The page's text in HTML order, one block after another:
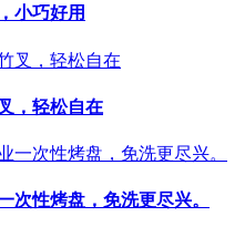
小巧好用
，轻松自在
次性烤盘，免洗更尽兴。